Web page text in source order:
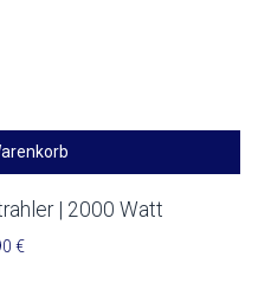
| 2000 Watt
€